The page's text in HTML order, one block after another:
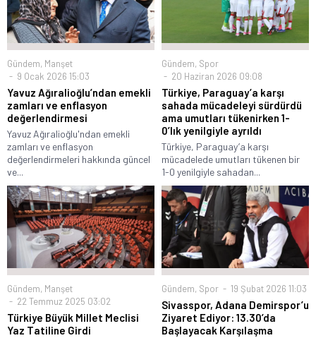
Gündem, Manşet
9 Ocak 2026 15:03
Yavuz Ağıralioğlu’ndan emekli
zamları ve enflasyon
değerlendirmesi
Yavuz Ağıralioğlu'ndan emekli
zamları ve enflasyon
değerlendirmeleri hakkında güncel
ve...
Gündem, Spor
20 Haziran 2026 09:08
Türkiye, Paraguay’a karşı
sahada mücadeleyi sürdürdü
ama umutları tükenirken 1-
0’lık yenilgiyle ayrıldı
Türkiye, Paraguay’a karşı
mücadelede umutları tükenen bir
1-0 yenilgiyle sahadan...
Gündem, Manşet
22 Temmuz 2025 03:02
Türkiye Büyük Millet Meclisi
Yaz Tatiline Girdi
Gündem, Spor 19 Şubat 2026 11:03
Sivasspor, Adana Demirspor’u
Ziyaret Ediyor: 13.30’da
Başlayacak Karşılaşma